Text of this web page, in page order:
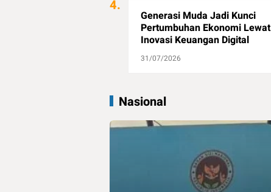
4.
Generasi Muda Jadi Kunci
Pertumbuhan Ekonomi Lewat
Inovasi Keuangan Digital
31/07/2026
Nasional